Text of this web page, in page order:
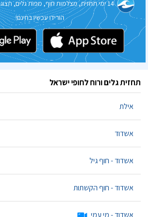
14 ימי תחזית, מצלמות חוף, מפות גלים,
הורידו עכשיו בחינם!
תחזית גלים ורוח לחופי ישראל
אילת
אשדוד
אשדוד - חוף גיל
אשדוד - חוף הקשתות
אשדוד - מי עמי